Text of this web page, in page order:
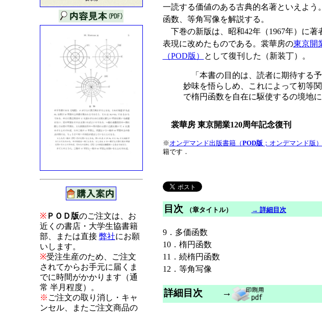
※ＰＯＤ版のご注文は、お
近くの書店・大学生協書籍
部、または直接 弊社にお願
いします。
※受注生産のため、ご注文
されてからお手元に届くま
でに時間がかかります（通
常 半月程度）。
※ ご注文の取り消し・キャ
ンセル、またご注文商品の
一読する価値のある古典的名著といえよ
函数、等角写像を解説する。
下巻の新版は、昭和42年（1967年）に著
表現に改めたものである。裳華房の東京開
（POD版）
として復刊した（新装丁）。
「本書の目的は、読者に期待する
妙味を悟らしめ、これによって初等
で楕円函数を自在に駆使するの境地
裳華房 東京開業120周年記念復刊
※ オンデマンド出版書籍（POD版；オンデマンド版）
籍です．
目次 （章タイトル） → 詳細目次
9．多価函数
10．楕円函数
11．続楕円函数
12．等角写像
詳細目次 →